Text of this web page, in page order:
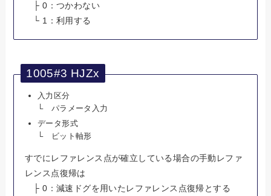
├ 0：つかわない
└ 1：利用する
1005#3 HJZx
入力区分
└ パラメータ入力
データ形式
└ ビット軸形
すでにレファレンス点が確立している場合の手動レファ
レンス点復帰は
├ 0：減速ドグを用いたレファレンス点復帰とする